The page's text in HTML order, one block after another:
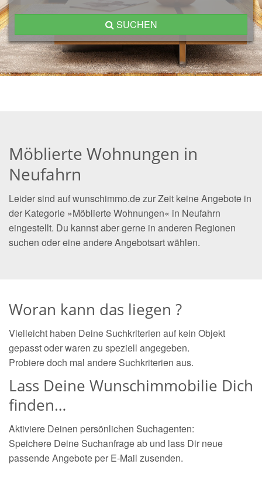
SUCHEN
Möblierte Wohnungen in
Neufahrn
Leider sind auf wunschimmo.de zur Zeit keine Angebote in
der Kategorie »Möblierte Wohnungen« in Neufahrn
eingestellt. Du kannst aber gerne in anderen Regionen
suchen oder eine andere Angebotsart wählen.
Woran kann das liegen ?
Vielleicht haben Deine Suchkriterien auf kein Objekt
gepasst oder waren zu speziell angegeben.
Probiere doch mal andere Suchkriterien aus.
Lass Deine Wunschimmobilie Dich
finden…
Aktiviere Deinen persönlichen Suchagenten:
Speichere Deine Suchanfrage ab und lass Dir neue
passende Angebote per E-Mail zusenden.